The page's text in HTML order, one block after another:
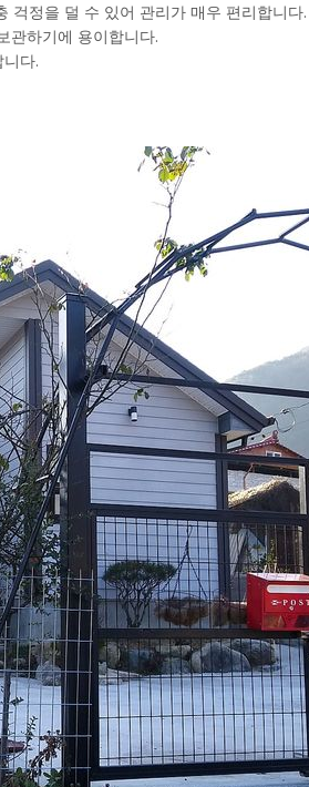
걱정을 덜 수 있어 관리가 매우 편리합니다.
관하기에 용이합니다.
다.